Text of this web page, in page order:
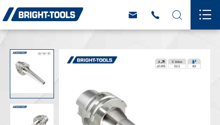
   